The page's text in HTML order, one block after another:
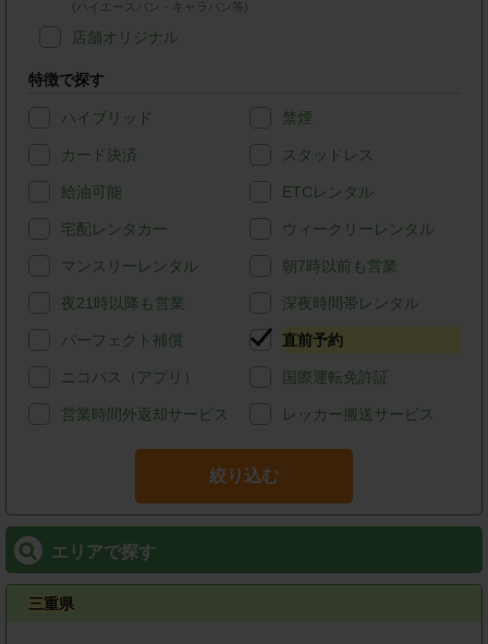
(ハイエースバン・キャラバン等)
店舗オリジナル
特徴で探す
ハイブリッド 禁煙
カード決済 スタッドレス
給油可能 ETCレンタル
宅配レンタカー ウィークリーレンタル
マンスリーレンタル 朝7時以前も営業
夜21時以降も営業 深夜時間帯レンタル
パーフェクト補償 直前予約
ニコパス（アプリ） 国際運転免許証
営業時間外返却サービス レッカー搬送サービス
絞り込む
エリアで探す
三重県